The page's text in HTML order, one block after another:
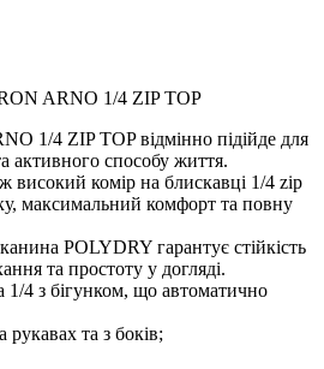
ARNO 1/4 ZIP TOP
1/4 ZIP TOP відмінно підійде для
активного способу життя.
високий комір на блискавці 1/4 zip
максимальний комфорт та повну
POLYDRY гарантує стійкість
та простоту у догляді.
1/4 з бігунком, що автоматично
рукавах та з боків;